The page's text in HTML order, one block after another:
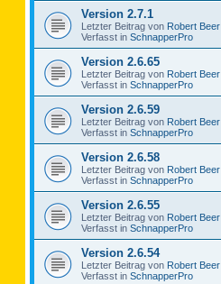
Version 2.7.1
Letzter Beitrag von Robert Beer
Verfasst in SchnapperPro
Version 2.6.65
Letzter Beitrag von Robert Beer
Verfasst in SchnapperPro
Version 2.6.59
Letzter Beitrag von Robert Beer
Verfasst in SchnapperPro
Version 2.6.58
Letzter Beitrag von Robert Beer
Verfasst in SchnapperPro
Version 2.6.55
Letzter Beitrag von Robert Beer
Verfasst in SchnapperPro
Version 2.6.54
Letzter Beitrag von Robert Beer
Verfasst in SchnapperPro